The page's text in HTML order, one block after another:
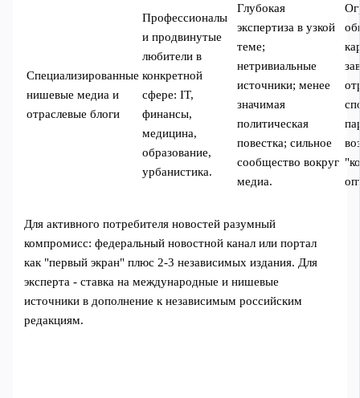
Специализированные
нишевые медиа и
отраслевые блоги
Профессионалы
и продвинутые
любители в
конкретной
сфере: IT,
финансы,
медицина,
образование,
урбанистика.
Глубокая
экспертиза в узкой
теме;
нетривиальные
источники; менее
значимая
политическая
повестка; сильное
сообщество вокруг
медиа.
Для активного потребителя новостей разумный
компромисс: федеральный новостной канал или портал
как "первый экран" плюс 2-3 независимых издания. Для
эксперта - ставка на международные и нишевые
источники в дополнение к независимым российским
редакциям.